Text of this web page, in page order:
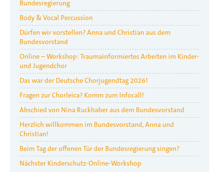
Bundesregierung
Body & Vocal Percussion
Dürfen wir vorstellen? Anna und Christian aus dem
Bundesvorstand
Online – Workshop: Traumainformiertes Arbeiten im Kinder-
und Jugendchor
Das war der Deutsche Chorjugendtag 2026!
Fragen zur Chorleica? Komm zum Infocall!
Abschied von Nina Ruckhaber aus dem Bundesvorstand
Herzlich willkommen im Bundesvorstand, Anna und
Christian!
Beim Tag der offenen Tür der Bundesregierung singen?
Nächster Kinderschutz-Online-Workshop